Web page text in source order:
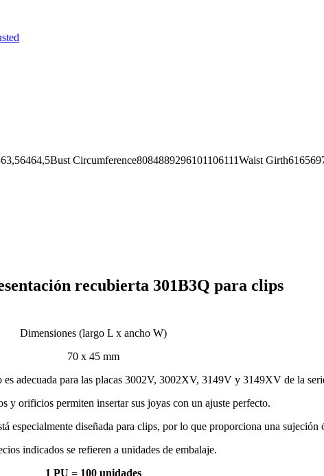
Circumference8084889296101106111Waist
recubierta 301B3Q para clips
Dimensiones (largo L x ancho W)
70 x 45 mm
es adecuada para las placas 3002V, 3002XV, 3149V y 3149XV de la
y orificios permiten insertar sus joyas con un ajuste perfecto.
especialmente diseñada para clips, por lo que proporciona una sujeción
indicados se refieren a unidades de embalaje.
1 PU = 100 unidades